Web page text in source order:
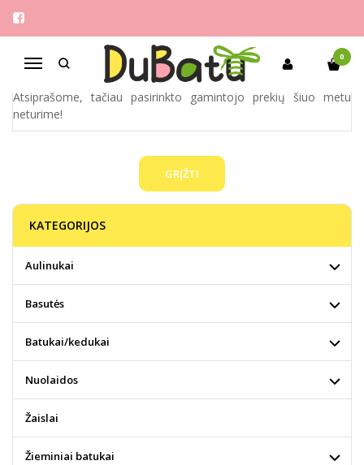
Navigacija
0
ARTISTA
Pagrindinis Pirkite pagal gamintoją ARTISTA
Atsiprašome, tačiau pasirinkto gamintojo prekių šiuo metu
neturime!
GRĮŽTI
KATEGORIJOS
Aulinukai
Basutės
Batukai/kedukai
Nuolaidos
Žaislai
Žieminiai batukai